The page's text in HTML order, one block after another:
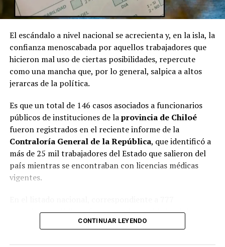
El escándalo a nivel nacional se acrecienta y, en la isla, la
confianza menoscabada por aquellos trabajadores que
hicieron mal uso de ciertas posibilidades, repercute
como una mancha que, por lo general, salpica a altos
jerarcas de la política.
Es que un total de 146 casos asociados a funcionarios
públicos de instituciones de laprovincia de Chiloé
fueron registrados en el reciente informe de la
Contraloría General de la República, que identificó a
más de 25 mil trabajadores del Estado que salieron del
país mientras se encontraban con licencias médicas
vigentes.
organismos públicos, figuran varias entidades del
Municipalidad de Castro
CONTINUAR LEYENDO